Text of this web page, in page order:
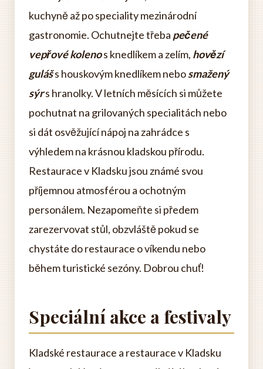
kuchyně až po speciality mezinárodní
gastronomie. Ochutnejte třeba pečené
vepřové kolenos knedlíkem a zelím, hovězí
gulášs houskovým knedlíkem nebosmažený
sýrs hranolky. V letních měsících si můžete
pochutnat na grilovaných specialitách nebo
si dát osvěžující nápoj na zahrádce s
výhledem na krásnou kladskou přírodu.
Restaurace v Kladsku jsou známé svou
příjemnou atmosférou a ochotným
personálem. Nezapomeňte si předem
zarezervovat stůl, obzvláště pokud se
chystáte do restaurace o víkendu nebo
během turistické sezóny. Dobrou chuť!
Speciální akce a festivaly
Kladské restaurace a restaurace v Kladsku